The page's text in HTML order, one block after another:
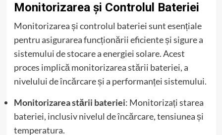
Monitorizarea și Controlul Bateriei
Monitorizarea și controlul bateriei sunt esențiale
pentru asigurarea funcționării eficiente și sigure a
sistemului de stocare a energiei solare. Acest
proces implică monitorizarea stării bateriei, a
nivelului de încărcare și a performanței sistemului.
Monitorizarea stării bateriei: Monitorizați starea
bateriei, inclusiv nivelul de încărcare, tensiunea și
temperatura.